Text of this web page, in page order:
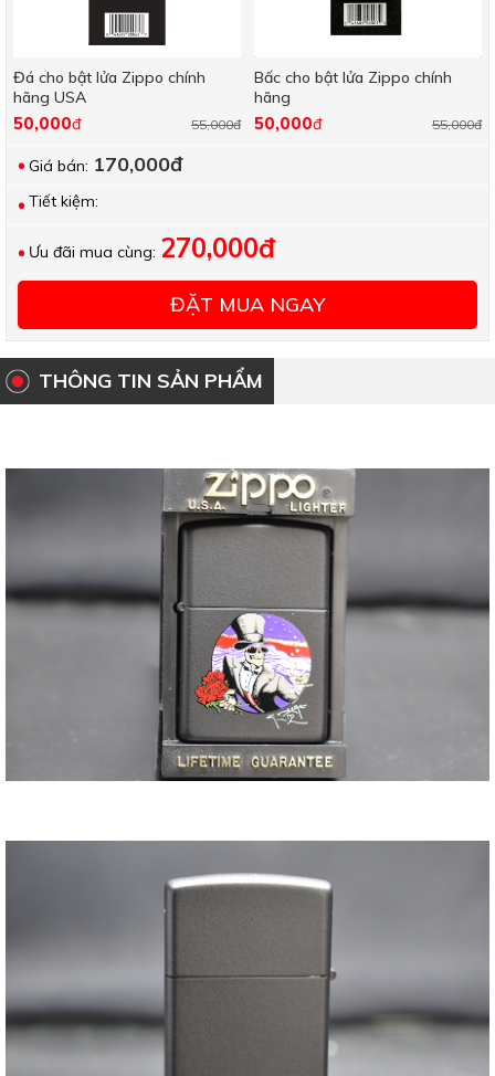
Đá cho bật lửa Zippo chính
hãng USA
55,000đ
50,000đ
Bấc cho bật lửa Zippo chính
hãng
55,000đ
50,000đ
Giá bán: 170,000đ
Tiết kiệm:
Ưu đãi mua cùng: 270,000đ
ĐẶT MUA NGAY
THÔNG TIN SẢN PHẨM